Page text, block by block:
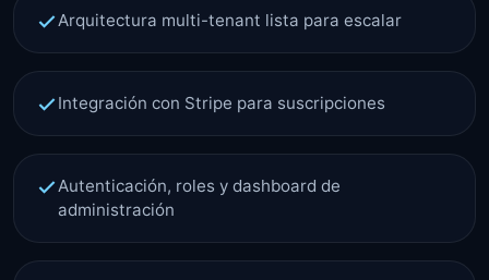
Arquitectura multi-tenant lista para escalar
Integración con Stripe para suscripciones
Autenticación, roles y dashboard de
administración